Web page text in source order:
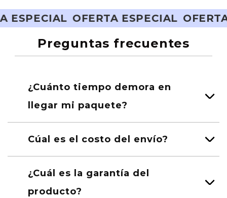
ESPECIAL OFERTA ESPECIAL
Preguntas frecuentes
¿Cuánto tiempo demora en
llegar mi paquete?
Cúal es el costo del envío?
¿Cuál es la garantía del
producto?